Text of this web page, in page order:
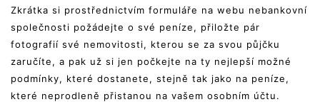
Zkrátka si prostřednictvím formuláře na webu nebankovní
společnosti požádejte o své peníze, přiložte pár
fotografií své nemovitosti, kterou se za svou půjčku
zaručíte, a pak už si jen počkejte na ty nejlepší možné
podmínky, které dostanete, stejně tak jako na peníze,
které neprodleně přistanou na vašem osobním účtu.